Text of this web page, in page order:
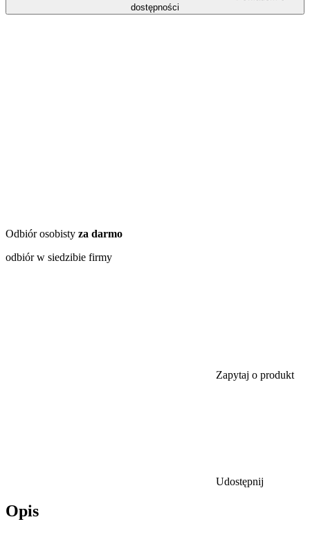
dostępności
Odbiór osobisty za darmo
odbiór w siedzibie firmy
Zapytaj o produkt
Udostępnij
Opis